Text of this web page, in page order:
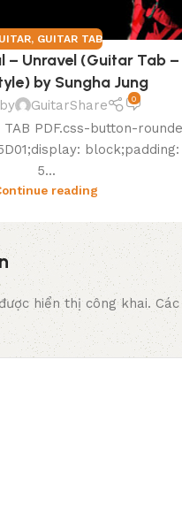
, GUITAR TAB
– Unravel (Guitar Tab –
by Sungha Jung
GuitarShare 0
PDF.css-button-
block;padding:
5...
reading
hiển thị công khai.